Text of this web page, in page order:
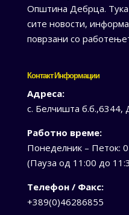
Општина Дебрца.
сите новости,
поврзани со
Контакт Информации
Адреса:
с. Белчишта б.б.,6344,
Работно време:
Понеделник – Петок:
(Пауза од 11:00 до
Телефон / Факс:
+389(0)46286855